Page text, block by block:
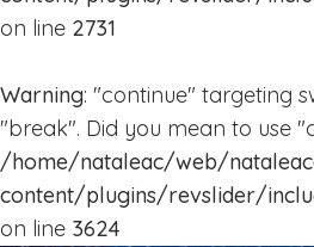
on line 2731
Warning: "continue" targeting
"break". Did you mean to use
/home/nataleac/web/
content/plugins/revslider/
on line 3624
Area
ristoro
Foto